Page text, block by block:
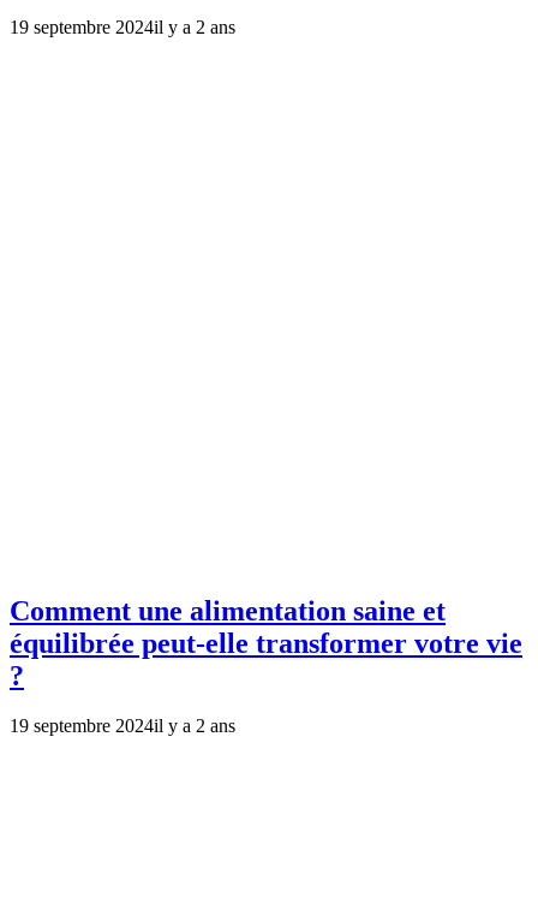
19 septembre 2024il y a 2 ans
Comment une alimentation saine et
équilibrée peut-elle transformer votre vie
?
19 septembre 2024il y a 2 ans